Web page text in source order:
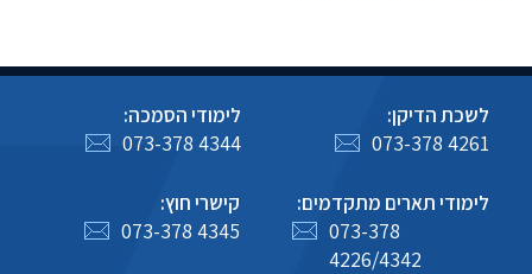
לשכת הדיקן:
073-378 4261
לימודי הסמכה:
073-378 4344
לימודי תארים מתקדמים:
073-378
4226/4342
קישרי חוץ:
073-378 4345